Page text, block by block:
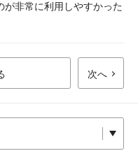
が非常に利用しやすかった
次へ